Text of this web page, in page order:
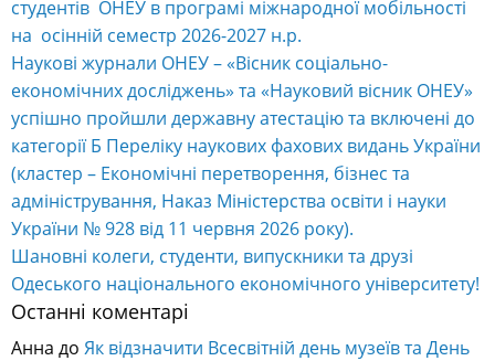
студентів ОНЕУ в програмі міжнародної мобільності
на осінній семестр 2026-2027 н.р.
Наукові журнали ОНЕУ – «Вісник соціально-
економічних досліджень» та «Науковий вісник ОНЕУ»
успішно пройшли державну атестацію та включені до
категорії Б Переліку наукових фахових видань України
(кластер – Економічні перетворення, бізнес та
адміністрування, Наказ Міністерства освіти і науки
України № 928 від 11 червня 2026 року).
Шановні колеги, студенти, випускники та друзі
Одеського національного економічного університету!
Останні коментарі
Анна до Як відзначити Всесвітній день музеїв та День